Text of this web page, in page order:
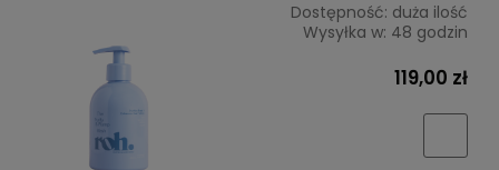
Dostępność: duża ilość
Wysyłka w: 48 godzin
119,00 zł